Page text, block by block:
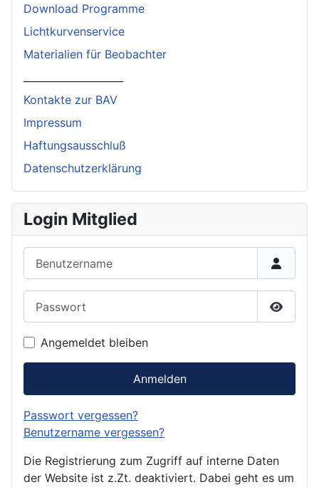
Download Programme
Lichtkurvenservice
Materialien für Beobachter
Kontakte zur BAV
Impressum
Haftungsausschluß
Datenschutzerklärung
Login Mitglied
Angemeldet bleiben
Anmelden
Passwort vergessen?
Benutzername vergessen?
Die Registrierung zum Zugriff auf interne Daten
der Website ist z.Zt. deaktiviert. Dabei geht es um